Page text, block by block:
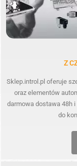
Z
Sklep.introl.pl oferuje
oraz elementów
darmowa dostawa 48h
do